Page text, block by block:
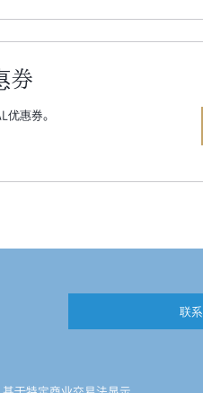
券
惠券。
联